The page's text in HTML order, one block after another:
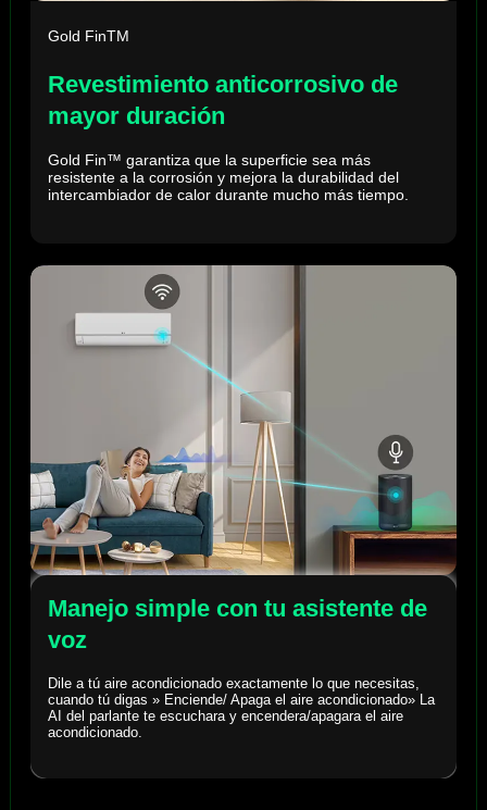
Gold FinTM
Revestimiento anticorrosivo de
mayor duración
Gold Fin™ garantiza que la superficie sea más
resistente a la corrosión y mejora la durabilidad del
intercambiador de calor durante mucho más tiempo.
Manejo simple con tu asistente de
voz
Dile a tú aire acondicionado exactamente lo que necesitas,
cuando tú digas » Enciende/ Apaga el aire acondicionado» La
AI del parlante te escuchara y encendera/apagara el aire
acondicionado.